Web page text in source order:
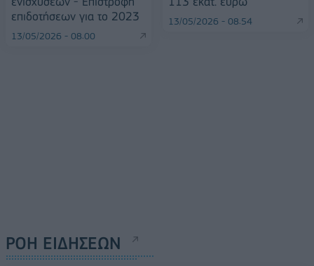
επιδοτήσεων για το 2023
13/05/2026 - 08:00
13/05/2026 - 08:54
ΡΟΗ ΕΙΔΗΣΕΩΝ